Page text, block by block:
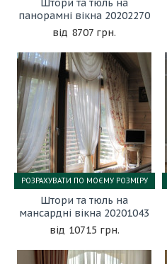
Штори та тюль на
панорамні вікна 20202270
8707 грн.
Штори та тюль на
мансардні вікна 20201043
10715 грн.
РОЗРАХУВАТИ ПО МОЄМУ РОЗМІРУ